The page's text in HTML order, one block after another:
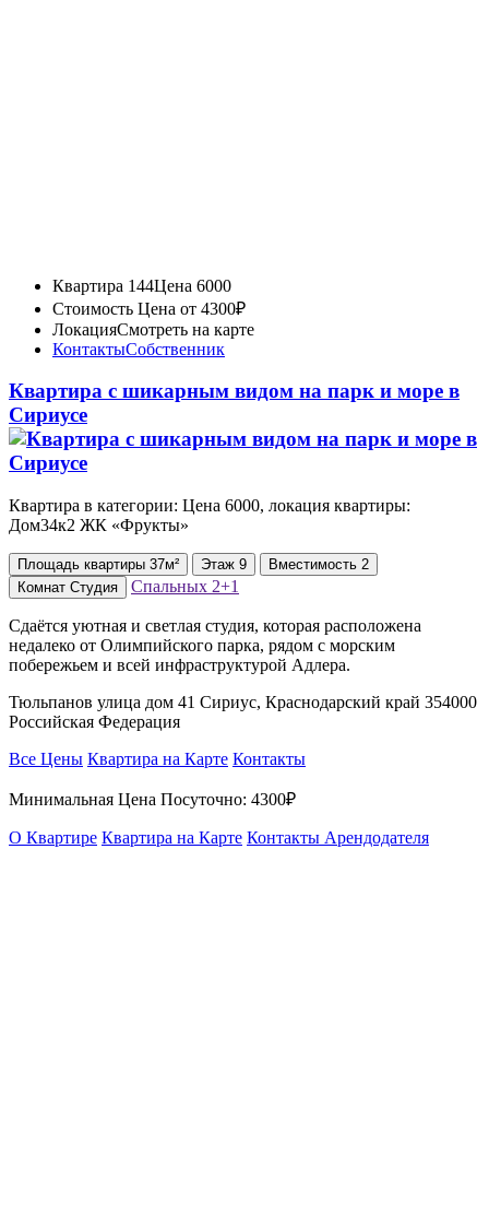
Квартира 144Цена 6000
Стоимость Цена от 4300₽
ЛокацияСмотреть на карте
КонтактыСобственник
Квартира с шикарным видом на парк и море в
Сириусе
Квартира в категории: Цена 6000, локация квартиры:
Дом34к2 ЖК «Фрукты»
Площадь квартиры 37м² Этаж 9 Вместимость 2
Комнат Студия Спальных 2+1
Сдаётся уютная и светлая студия, которая расположена
недалеко от Олимпийского парка, рядом с морским
побережьем и всей инфраструктурой Адлера.
Тюльпанов улица дом 41 Сириус, Краснодарский край 354000
Российская Федерация
Все Цены Квартира на Карте Контакты
Минимальная Цена Посуточно: 4300₽
О Квартире Квартира на Карте Контакты Арендодателя